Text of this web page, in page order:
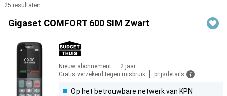
25 resultaten
Producten
Gigaset COMFORT 600 SIM Zwart
Nieuw abonnement
2 jaar
Gratis verzekerd tegen misbruik
prijsdetails
Op het betrouwbare netwerk van KPN